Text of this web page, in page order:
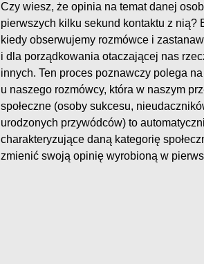
Czy wiesz, że opinia na temat danej
pierwszych kilku sekund kontaktu z nią?
kiedy obserwujemy rozmówce i
i dla porządkowania otaczającej nas
innych. Ten proces poznawczy polega
u naszego rozmówcy, która w naszym
społeczne (osoby sukcesu,
urodzonych przywódców) to
charakteryzujące daną kategorię
zmienić swoją opinię wyrobioną w